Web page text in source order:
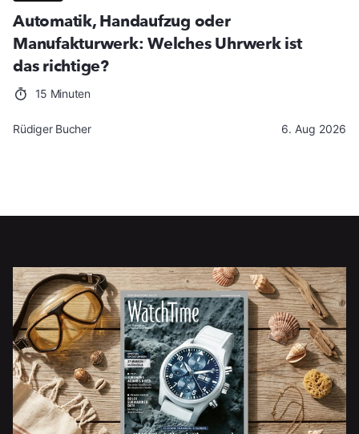
Automatik, Handaufzug oder
Manufakturwerk: Welches Uhrwerk ist
das richtige?
15 Minuten
Rüdiger Bucher 6. Aug 2026